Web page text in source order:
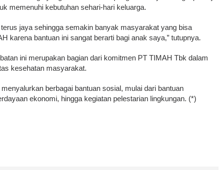
memenuhi kebutuhan sehari-hari keluarga.
jaya sehingga semakin banyak masyarakat yang bisa
karena bantuan ini sangat berarti bagi anak saya,” tutupnya.
ini merupakan bagian dari komitmen PT TIMAH Tbk dalam
kesehatan masyarakat.
berbagai bantuan sosial, mulai dari bantuan
ekonomi, hingga kegiatan pelestarian lingkungan. (*)